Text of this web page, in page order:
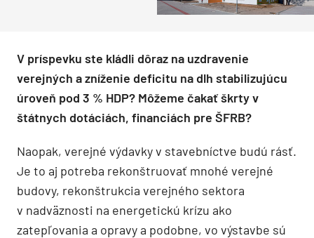
V príspevku ste kládli dôraz na uzdravenie
verejných a zníženie deficitu na dlh stabilizujúcu
úroveň pod 3 % HDP? Môžeme čakať škrty v
štátnych dotáciách, financiách pre ŠFRB?
Naopak, verejné výdavky v stavebníctve budú rásť.
Je to aj potreba rekonštruovať mnohé verejné
budovy, rekonštrukcia verejného sektora
v nadväznosti na energetickú krízu ako
zatepľovania a opravy a podobne, vo výstavbe sú